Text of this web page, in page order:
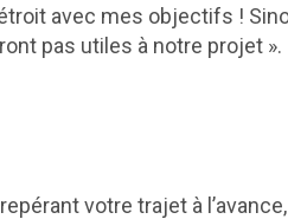
avec mes objectifs !
pas utiles à notre projet ».
votre trajet à